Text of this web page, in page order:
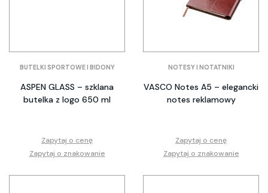
BUTELKI SPORTOWE I BIDONY
ASPEN GLASS – szklana
butelka z logo 650 ml
Zapytaj o cenę
Zapytaj o znakowanie
NOTESY I NOTATNIKI
VASCO Notes A5 – elegancki
notes reklamowy
Zapytaj o cenę
Zapytaj o znakowanie